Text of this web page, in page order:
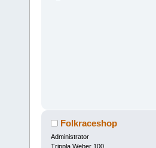
Folkraceshop
Administrator
Trippla Weber 100